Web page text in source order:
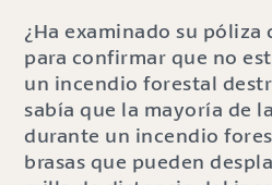
¿Ha examinado su póliza
para confirmar que no
un incendio forestal
sabía que la mayoría de
durante un incendio
brasas que pueden